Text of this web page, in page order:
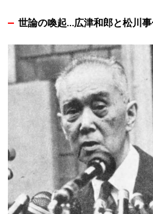
世論の喚起…広津和郎と松川